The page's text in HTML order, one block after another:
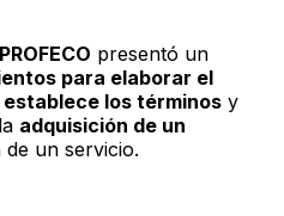
PROFECO presentó un
para elaborar el
los términos y
adquisición de un
un servicio.